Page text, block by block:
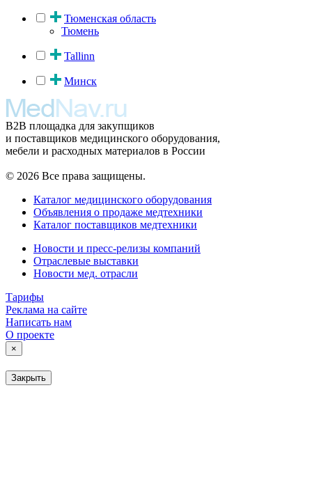
Тюменская область
Тюмень
Tallinn
Минск
B2B площадка для закупщиков
и поставщиков медицинского оборудования,
мебели и расходных материалов в России
© 2026 Все права защищены.
Каталог медицинского оборудования
Объявления о продаже медтехники
Каталог поставщиков медтехники
Новости и пресс-релизы компаний
Отраслевые выставки
Новости мед. отрасли
Тарифы
Реклама на сайте
Написать нам
О проекте
×
Закрыть